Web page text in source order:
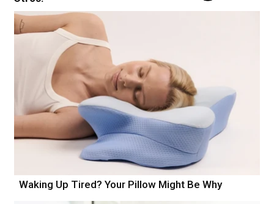
Waking Up Tired? Your Pillow Might Be Why